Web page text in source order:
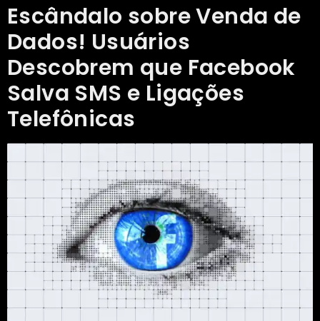
Escândalo sobre Venda de
Dados! Usuários
Descobrem que Facebook
Salva SMS e Ligações
Telefônicas